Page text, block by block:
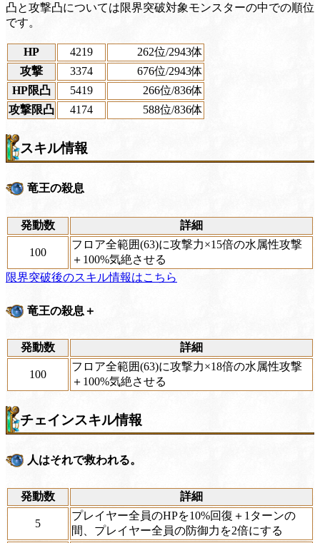
凸と攻撃凸については限界突破対象モンスターの中での順位
です。
HP 4219 262位/2943体
攻撃
3374 676位/2943体
HP限凸
5419 266位/836体
攻撃限凸
4174 588位/836体
スキル情報
竜王の殺息
発動数 詳細
100
フロア全範囲(63)に攻撃力×15倍の水属性攻撃
＋100%気絶させる
限界突破後のスキル情報はこちら
竜王の殺息＋
発動数 詳細
100
フロア全範囲(63)に攻撃力×18倍の水属性攻撃
＋100%気絶させる
チェインスキル情報
人はそれで救われる。
発動数 詳細
5
プレイヤー全員のHPを10%回復＋1ターンの
間、プレイヤー全員の防御力を2倍にする